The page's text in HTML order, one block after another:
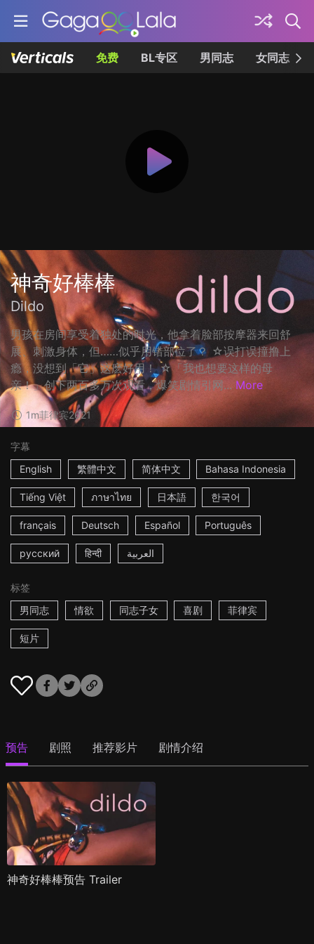
免费 BL专区 男同志 女同志
神奇好棒棒
Dildo
男孩在房间享受着独处的时光，他拿着脸部按摩器来回舒
展、刺激身体，但……似乎用错部位了？ ☆误打误撞撸上
瘾，没想到「它」这麽好用！ ☆「我也想要这样的母
亲！」创下两百多万次观看，爆笑剧情引网... More
1m菲律宾2021
字幕
English
繁體中文 简体中文 Bahasa Indonesia
Tiếng Việt ภาษาไทย 日本語 한국어
français Deutsch Español Português
русский हिन्दी العربية
标签
男同志
情欲 同志子女 喜剧 菲律宾
短片
预告 剧照 推荐影片 剧情介绍
神奇好棒棒预告 Trailer